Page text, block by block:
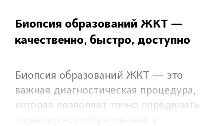
Биопсия образований ЖКТ —
качественно, быстро, доступно
Биопсия образований ЖКТ — это
важная диагностическая процедура,
которая позволяет точно определить